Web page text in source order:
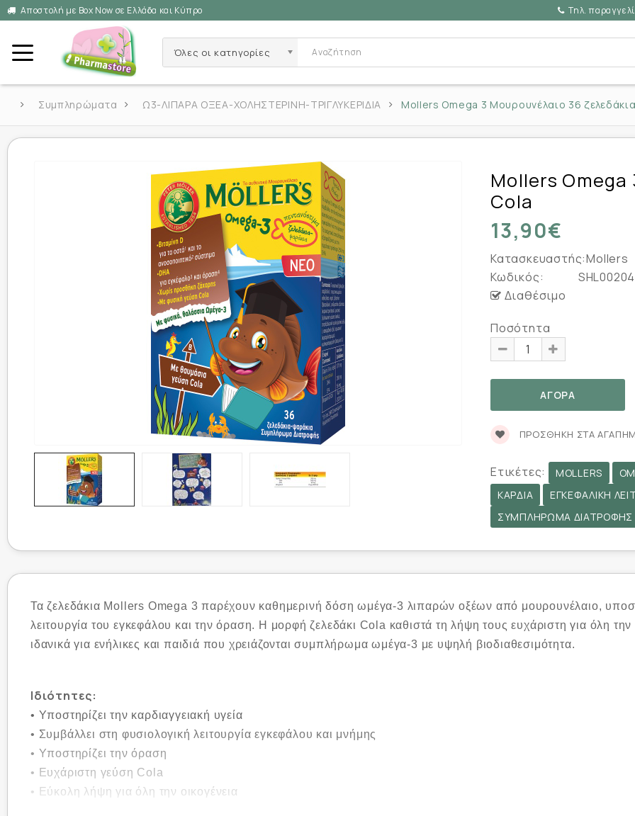
Αποστολή με Box Now σε Ελλάδα και Κύπρο Τηλ.
Όλες οι κατηγορίες
Συμπληρώματα Ω3-ΛΙΠΑΡΑ ΟΞΕΑ-ΧΟΛΗΣΤΕΡΙΝΗ-ΤΡΙΓΛΥΚΕΡΙΔΙΑ Mollers Omega 3 Μουρουνέλαιο 36
Mollers Omega
Cola
13,90€
Κατασκευαστής:Mollers
Κωδικός:
Διαθέσιμο
Ποσότητα
ΠΡΟΣΘΉΚΗ ΣΤΑ
Ετικέτες: MOLLERS
ΚΑΡΔΙΆ
ΕΓΚΕΦΑΛΙΚΉ
ΣΥΜΠΛΉΡΩΜΑ ΔΙΑΤΡΟΦΉΣ
Τα ζελεδάκια Mollers Omega 3 παρέχουν καθημερινή δόση ωμέγα-3 λιπαρών οξέων από μουρουνέλαιο,
λειτουργία του εγκεφάλου και την όραση. Η μορφή ζελεδάκι Cola καθιστά τη λήψη τους ευχάριστη για όλη
ιδανικά για ενήλικες και παιδιά που χρειάζονται συμπλήρωμα ωμέγα-3 με υψηλή βιοδιαθεσιμότητα.
Ιδιότητες:
• Υποστηρίζει την καρδιαγγειακή υγεία
• Συμβάλλει στη φυσιολογική λειτουργία εγκεφάλου και μνήμης
• Υποστηρίζει την όραση
• Ευχάριστη γεύση Cola
• Εύκολη λήψη για όλη την οικογένεια